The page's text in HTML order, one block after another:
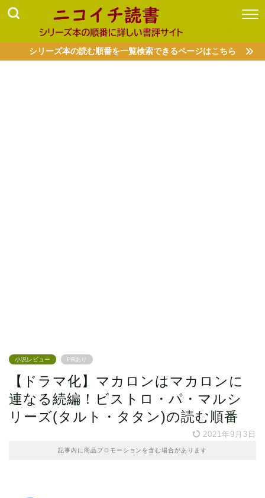
シリーズ本の読む順番を一覧検索できるページはこちら
小説レビュー PRあり
【ドラマ化】マカロンはマカロンに
連なる続編！ビストロ・パ・マルシ
リーズ(タルト・タタン)の読む順番
2021年9月3日
記事内に商品プロモーションを含む場合があります